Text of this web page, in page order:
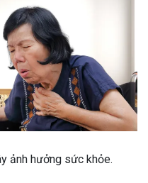
ảnh hưởng sức khỏe.